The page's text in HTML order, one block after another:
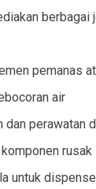
berbagai
pemanas
air
dan perawatan
rusak
untuk